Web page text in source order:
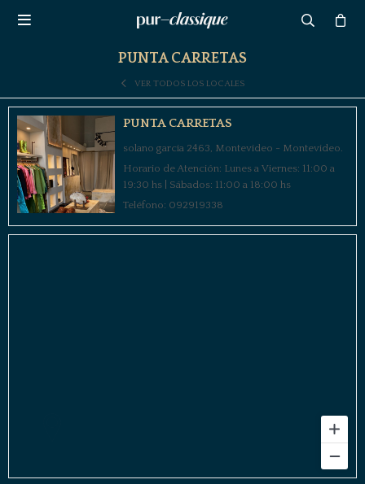

PUNTA CARRETAS
VER TODOS LOS LOCALES
PUNTA CARRETAS
solano garcia 2463, Montevideo - Montevideo.
Horario de Atención: Lunes a Viernes: 11:00 a
19:30 hs | Sábados: 11:00 a 18:00 hs
Teléfono: 092919338